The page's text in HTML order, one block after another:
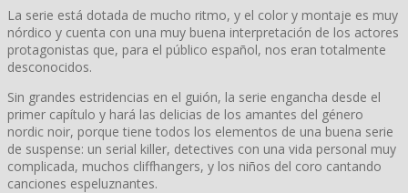
La serie está dotada de mucho ritmo, y el color y montaje es muy
nórdico y cuenta con una muy buena interpretación de los actores
protagonistas que, para el público español, nos eran totalmente
desconocidos.
Sin grandes estridencias en el guión, la serie engancha desde el
primer capítulo y hará las delicias de los amantes del género
nordic noir, porque tiene todos los elementos de una buena serie
de suspense: un serial killer, detectives con una vida personal muy
complicada, muchos cliffhangers, y los niños del coro cantando
canciones espeluznantes.